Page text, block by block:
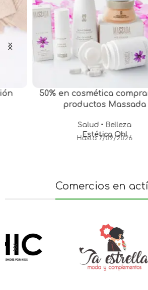
50% en cosmética comprando 2
productos Massada
Salud • Belleza
Estética Oh!
Hasta 7/09/2026
Comercios en